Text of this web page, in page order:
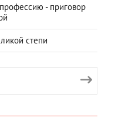
- приговор
степи